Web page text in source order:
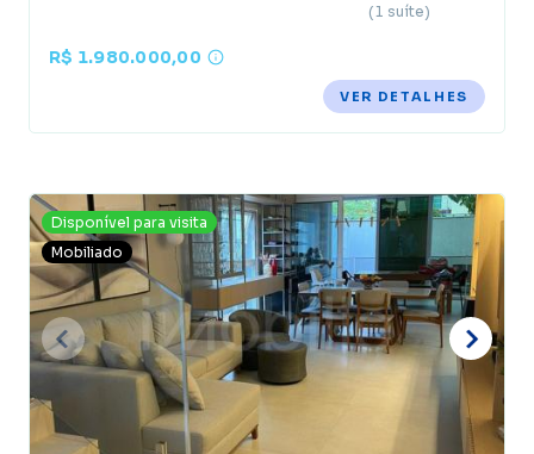
(1 suíte)
R$ 1.980.000,00
VER DETALHES
Disponível para visita
Mobiliado